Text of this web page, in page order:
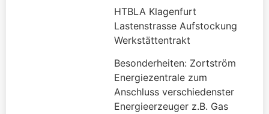
HTBLA Klagenfurt
Lastenstrasse Aufstockung
Werkstättentrakt
Besonderheiten: Zortström
Energiezentrale zum
Anschluss verschiedenster
Energieerzeuger z.B. Gas